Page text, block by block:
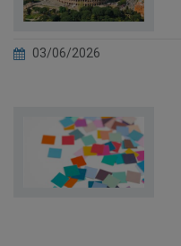
03/06/2026